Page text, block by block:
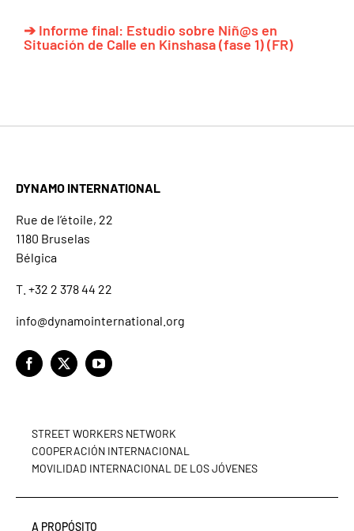
➔ Informe final: Estudio sobre Niñ@s en
Situación de Calle en Kinshasa (fase 1) (FR)
DYNAMO INTERNATIONAL
Rue de l’étoile, 22
1180 Bruselas
Bélgica
T. +32 2 378 44 22
info@dynamointernational.org
STREET WORKERS NETWORK
COOPERACIÓN INTERNACIONAL
MOVILIDAD INTERNACIONAL DE LOS JÓVENES
A PROPÓSITO